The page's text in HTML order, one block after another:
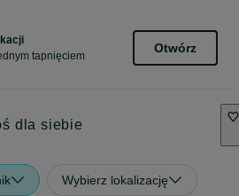
tapnięciem
Otwórz
dla siebie
Wybierz lokalizację